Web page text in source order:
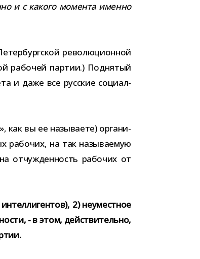
и с какого момента именно
рево­лю­ци­он­ной
рабо­чей пар­тии.) Поднятый
и даже все рус­ские социал-​
как вы ее назы­ва­ете) орга­ни­
рабо­чих, на так назы­ва­е­мую
отчуж­ден­ность рабо­чих от
2) неумест­ное
- в этом, дей­стви­тельно,